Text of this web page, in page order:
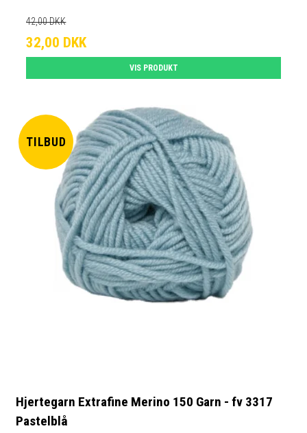
42,00 DKK
32,00 DKK
VIS PRODUKT
TILBUD
Hjertegarn Extrafine Merino 150 Garn - fv 3317
Pastelblå